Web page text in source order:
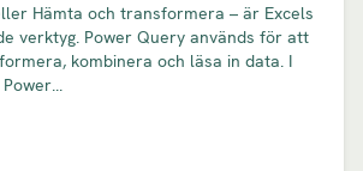
Hämta och transformera – är Excels
verktyg. Power Query används för att
kombinera och läsa in data. I